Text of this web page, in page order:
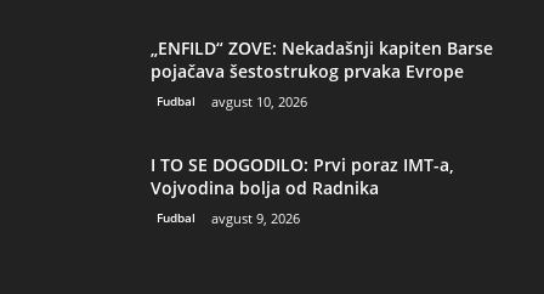
„ENFILD“ ZOVE: Nekadašnji kapiten Barse
pojačava šestostrukog prvaka Evrope
Fudbal avgust 10, 2026
I TO SE DOGODILO: Prvi poraz IMT-a,
Vojvodina bolja od Radnika
Fudbal avgust 9, 2026